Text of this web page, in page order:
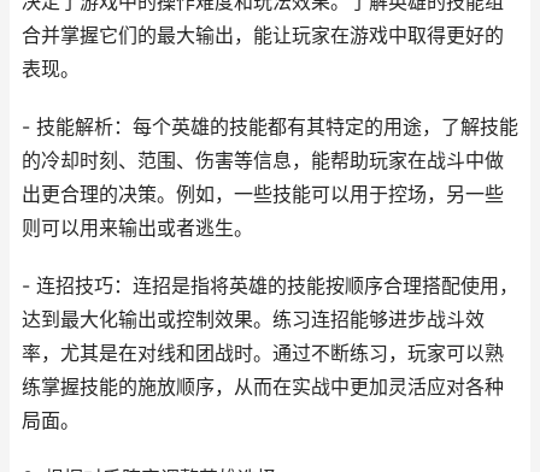
合并掌握它们的最大输出，能让玩家在游戏中取得更好的
表现。
- 技能解析：每个英雄的技能都有其特定的用途，了解技能
的冷却时刻、范围、伤害等信息，能帮助玩家在战斗中做
出更合理的决策。例如，一些技能可以用于控场，另一些
则可以用来输出或者逃生。
- 连招技巧：连招是指将英雄的技能按顺序合理搭配使用，
达到最大化输出或控制效果。练习连招能够进步战斗效
率，尤其是在对线和团战时。通过不断练习，玩家可以熟
练掌握技能的施放顺序，从而在实战中更加灵活应对各种
局面。